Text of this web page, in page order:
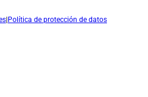
Política de protección de datos